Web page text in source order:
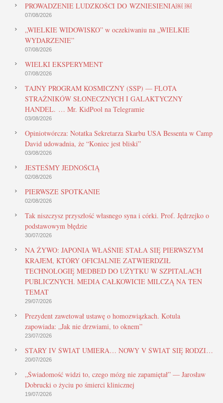
PROWADZENIE LUDZKOŚCI DO WZNIESIENIA￼ ￼
07/08/2026
„WIELKIE WIDOWISKO” w oczekiwaniu na „WIELKIE
WYDARZENIE”
07/08/2026
WIELKI EKSPERYMENT
07/08/2026
TAJNY PROGRAM KOSMICZNY (SSP) — FLOTA
STRAŻNIKÓW SŁONECZNYCH I GALAKTYCZNY
HANDEL. … Mr. KidPool na Telegramie
03/08/2026
Opiniotwórcza: Notatka Sekretarza Skarbu USA Bessenta w Camp
David udowadnia, że “Koniec jest bliski”
03/08/2026
JESTEŚMY JEDNOŚCIĄ
02/08/2026
PIERWSZE SPOTKANIE
02/08/2026
Tak niszczysz przyszłość własnego syna i córki. Prof. Jędrzejko o
podstawowym błędzie
30/07/2026
NA ŻYWO: JAPONIA WŁAŚNIE STAŁA SIĘ PIERWSZYM
KRAJEM, KTÓRY OFICJALNIE ZATWIERDZIŁ
TECHNOLOGIĘ MEDBED DO UŻYTKU W SZPITALACH
PUBLICZNYCH. MEDIA CAŁKOWICIE MILCZĄ NA TEN
TEMAT
29/07/2026
Prezydent zawetował ustawę o homozwiązkach. Kotula
zapowiada: „Jak nie drzwiami, to oknem”
23/07/2026
STARY IV ŚWIAT UMIERA… NOWY V ŚWIAT SIĘ RODZI…
20/07/2026
„Świadomość widzi to, czego mózg nie zapamiętał” — Jarosław
Dobrucki o życiu po śmierci klinicznej
19/07/2026